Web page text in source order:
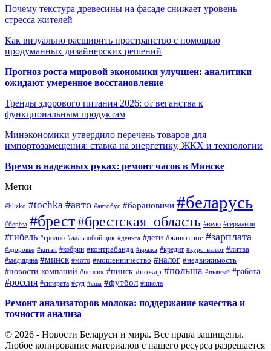
Почему текстура древесины на фасаде снижает уровень
стресса жителей
Как визуально расширить пространство с помощью
продуманных дизайнерских решений
Прогноз роста мировой экономики улучшен: аналитики
ожидают умеренное восстановление
Тренды здорового питания 2026: от веганства к
функциональным продуктам
Минэкономики утвердило перечень товаров для
импортозамещения: ставка на энергетику, ЖКХ и технологии
Время в надежных руках: ремонт часов в Минске
Метки
#blizko #tochka #авто #автобус #барановичи #беларусь
#берёза #брест#брестская_область #вело #германия
#гибель #гродно #дальнобойщик #деньга #дети #животное #зарплата
#здоровье #китай #кобрин #контрабанда #кража #кредит #курс_валют #литва
#медицина #минск #мото #мошенничество #налог #недвижимость
#новости компаний #пенсия #пинск #пожар #польша #пьяный #работа
#россия #сигарета #суд #сша #футбол #школа
Ремонт анализаторов молока: поддержание качества и
точности анализа
© 2026 - Новости Беларуси и мира. Все права защищены.
Любое копирование материалов с нашего ресурса разрешается